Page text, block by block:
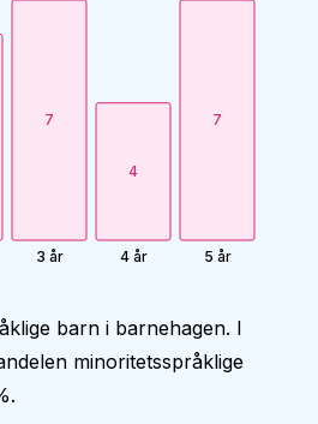
7
3 år
4
4 år
7
5 år
barn i barnehagen. I
minoritetsspråklige